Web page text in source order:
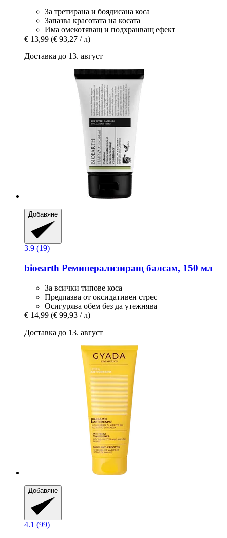
За третирана и боядисана коса
Запазва красотата на косата
Има омекотяващ и подхранващ ефект
€ 13,99 (€ 93,27 / л)
Доставка до 13. август
Добавяне
3.9 (19)
bioearth Реминерализиращ балсам, 150 мл
За всички типове коса
Предпазва от оксидативен стрес
Осигурява обем без да утежнява
€ 14,99 (€ 99,93 / л)
Доставка до 13. август
Добавяне
4.1 (99)